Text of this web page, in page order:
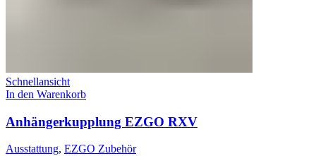
Schnellansicht
In den Warenkorb
Anhängerkupplung EZGO RXV
Ausstattung, EZGO Zubehör